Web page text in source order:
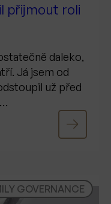
přijmout roli
daleko,
Já jsem od
už před
GOVERNANCE